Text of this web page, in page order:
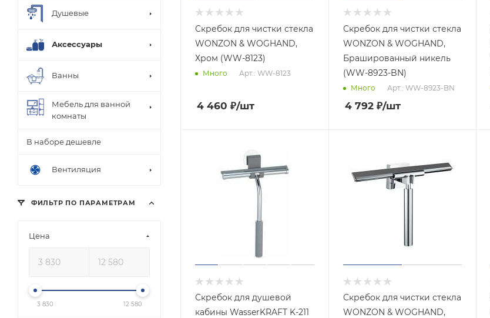
Скребок для чистки стекла
WONZON & WOGHAND,
Хром (WW-8123)
Много Арт.: WW-8123
4 460 ₽/шт
Скребок для чистки стекла
WONZON & WOGHAND,
Брашированный никель
(WW-8923-BN)
Много Арт.: WW-8923-BN
4 792₽/шт
Скребок для душевой
кабины WasserKRAFT K-211
Скребок для чистки стекла
WONZON & WOGHAND,
Душевые
Аксессуары
Ванны
Мебель для ванной
комнаты
В наборе дешевле
Вентиляция
ФИЛЬТР ПО ПАРАМЕТРАМ
Цена
3 830 12 580